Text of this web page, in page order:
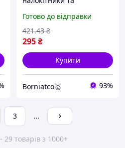
Black / Комплект
регульованого захисту
для рук і ніг
Готово до відправки
295₴
421.43 ₴
Купити
Borniatco🥇 93%
3 ...
29 товарів з 1000+